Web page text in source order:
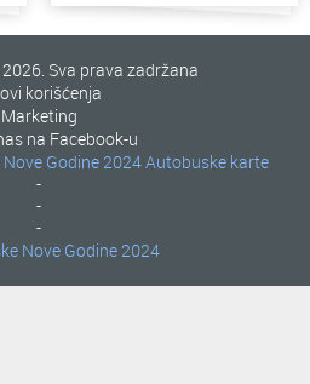
Sva prava zadržana
korišćenja
Marketing
na Facebook-u
-
Nove Godine 2024
-
Autobuske karte
-
Nove Godine 2024